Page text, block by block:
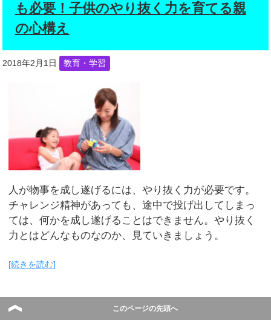
も必要！子供のやり抜く力を育てる親
の心構え
2018年2月1日 教育・学習
人が物事を成し遂げるには、やり抜く力が必要です。
チャレンジ精神があっても、途中で投げ出してしまっ
ては、何かを成し遂げることはできません。やり抜く
力とはどんなものなのか、見ていきましょう。
[続きを読む]
このページの先頭へ